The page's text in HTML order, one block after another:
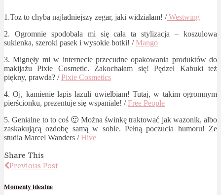
1.Toż to chyba najładniejszy zegar, jaki widziałam! /Westwing
2. Ogromnie spodobała mi się cała ta stylizacja – koszulowa
sukienka, szeroki pasek i wysokie botki! /Mango
3. Mignęły mi w internecie przecudne opakowania produktów do
makijażu Pixie Cosmetic. Zakochałam się! Pędzel Kabuki też
piękny, prawda? /Pixie Cosmetics
4. Oj, kamienie lapis lazuli uwielbiam! Tutaj, w takim ogromnym
pierścionku, prezentuje się wspaniale! /Free People
5. Genialne to to coś 🙂 Można świnkę traktować jak wazonik, albo
zaskakującą ozdobę samą w sobie. Pełną poczucia humoru! Ze
studia Marcel Wanders /Hive
Share This
Previous Post
Momenty idealne